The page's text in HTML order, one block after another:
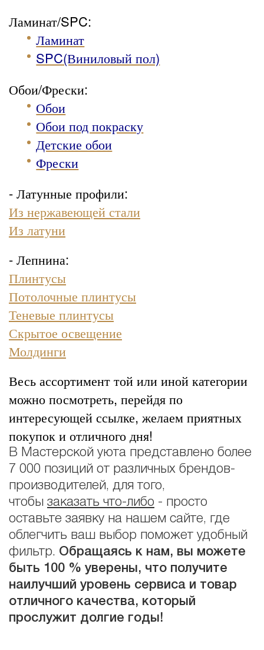
Ламинат/SPC:
Ламинат
SPC(Виниловый пол)
Обои/Фрески:
Обои
Обои под покраску
Детские обои
Фрески
- Латунные профили:
Из нержавеющей стали
Из латуни
- Лепнина:
Плинтусы
Потолочные плинтусы
Теневые плинтусы
Скрытое освещение
Молдинги
Весь ассортимент той или иной категории
можно посмотреть, перейдя по
интересующей ссылке, желаем приятных
покупок и отличного дня!
В Мастерской уюта представлено более
7 000 позиций от различных брендов-
производителей, для того,
чтобы заказать что-либо - просто
оставьте заявку на нашем сайте, где
облегчить ваш выбор поможет удобный
фильтр. Обращаясь к нам, вы можете
быть 100 % уверены, что получите
наилучший уровень сервиса и товар
отличного качества, который
прослужит долгие годы!